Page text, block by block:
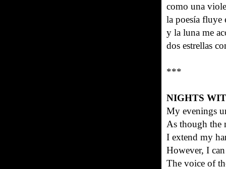
como una
la poesía fluye
y la luna me
dos estrellas
***
NIGHTS
My evenings
As though the
I extend my
However, I
The voice of